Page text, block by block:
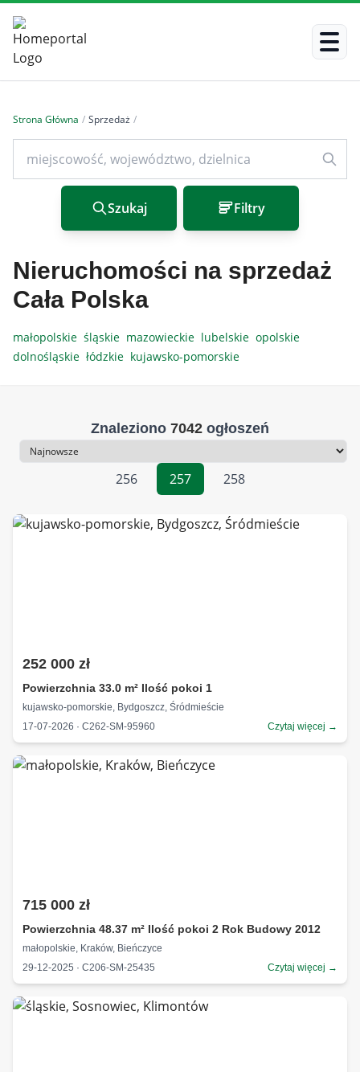
Strona Główna / Sprzedaż /
Szukaj Filtry
Nieruchomości na sprzedaż
Cała Polska
małopolskie śląskie mazowieckie lubelskie opolskie
dolnośląskie łódzkie kujawsko-pomorskie
Znaleziono 7042 ogłoszeń
Sortowanie
256
257 258
252 000 zł
Powierzchnia 33.0 m² Ilość pokoi 1
kujawsko-pomorskie, Bydgoszcz, Śródmieście
17-07-2026 · C262-SM-95960
Czytaj więcej →
715 000 zł
Powierzchnia 48.37 m² Ilość pokoi 2 Rok Budowy 2012
małopolskie, Kraków, Bieńczyce
29-12-2025 · C206-SM-25435
Czytaj więcej →